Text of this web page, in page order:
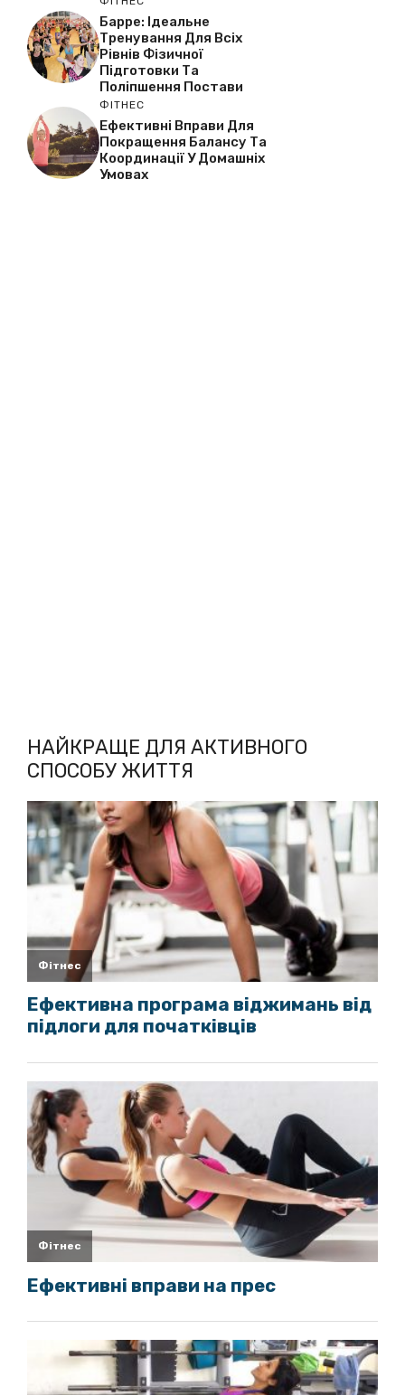
Барре: Ідеальне
Тренування Для Всіх
Рівнів Фізичної
Підготовки Та
Поліпшення Постави
ФІТНЕС
Ефективні Вправи Для
Покращення Балансу Та
Координації У Домашніх
Умовах
НАЙКРАЩЕ ДЛЯ АКТИВНОГО
СПОСОБУ ЖИТТЯ